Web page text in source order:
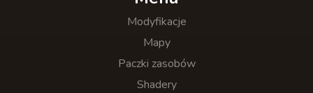
Modyfikacje
Mapy
Paczki zasobów
Shadery